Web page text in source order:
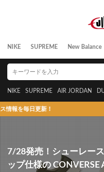
NIKE SUPREME New Balance
NIKE SUPREME AIR JORDAN
7/28発売！シューレー
ップ仕様の CONVERSE